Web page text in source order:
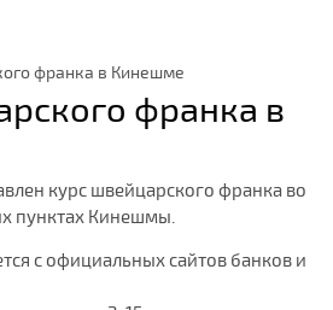
Купить
Поиск
франка в Кинешме
франка в
курс швейцарского франка во
пунктах Кинешмы.
с официальных сайтов банков и